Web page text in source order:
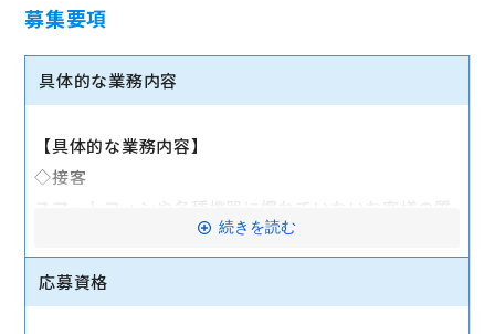
募集要項
具体的な業務内容
【具体的な業務内容】
◇接客
スマートフォンや各種機器に慣れていないお客様の質
◇スマホ教室の開催/運営
続きを読む
応募資格